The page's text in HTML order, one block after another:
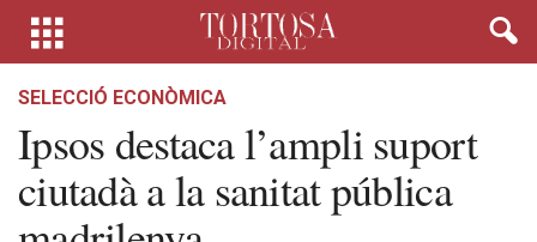
SELECCIÓ ECONÒMICA
Ipsos destaca l’ampli suport
ciutadà a la sanitat pública